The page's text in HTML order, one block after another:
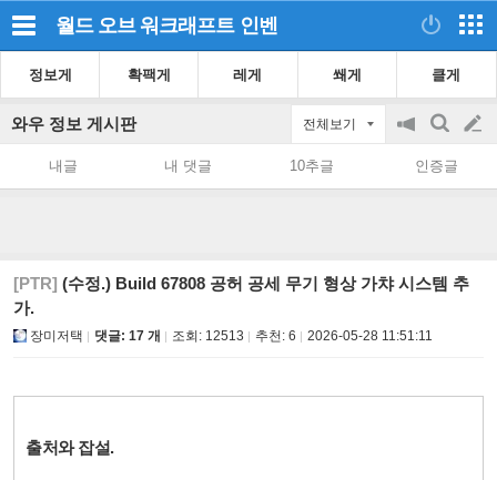
월드 오브 워크래프트 인벤
정보게 확팩게 레게 쐐게 클게
와우 정보 게시판 전체보기
공
on/off
검
색
글
쓰
내글 내 댓글 10추글 인증글
[PTR] (수정.) Build 67808 공허 공세 무기 형상 가챠 시스템 추
가.
장미저택 댓글: 17 개 조회: 12513 추천: 6 2026-05-28 11:51:11
출처와 잡설.